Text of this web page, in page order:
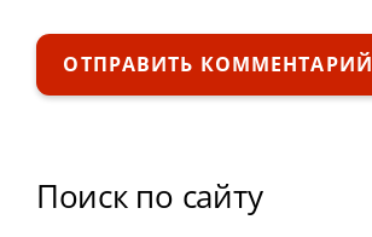
ОТПРАВИТЬ КОММЕНТАРИЙ
Поиск по сайту